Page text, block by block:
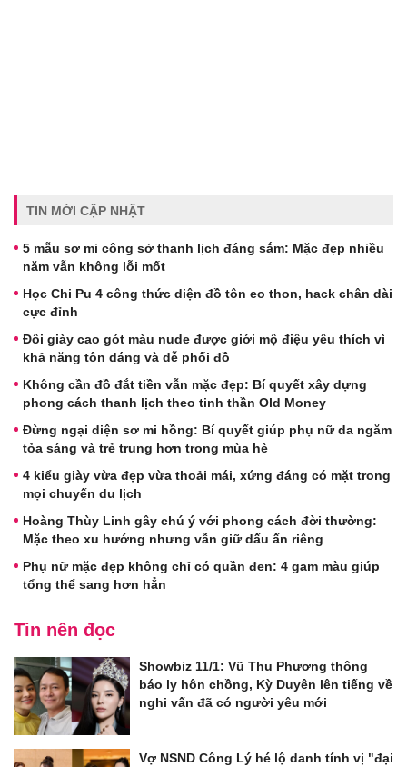
TIN MỚI CẬP NHẬT
5 mẫu sơ mi công sở thanh lịch đáng sắm: Mặc đẹp nhiều
năm vẫn không lỗi mốt
Học Chi Pu 4 công thức diện đồ tôn eo thon, hack chân dài
cực đỉnh
Đôi giày cao gót màu nude được giới mộ điệu yêu thích vì
khả năng tôn dáng và dễ phối đồ
Không cần đồ đắt tiền vẫn mặc đẹp: Bí quyết xây dựng
phong cách thanh lịch theo tinh thần Old Money
Đừng ngại diện sơ mi hồng: Bí quyết giúp phụ nữ da ngăm
tỏa sáng và trẻ trung hơn trong mùa hè
4 kiểu giày vừa đẹp vừa thoải mái, xứng đáng có mặt trong
mọi chuyến du lịch
Hoàng Thùy Linh gây chú ý với phong cách đời thường:
Mặc theo xu hướng nhưng vẫn giữ dấu ấn riêng
Phụ nữ mặc đẹp không chỉ có quần đen: 4 gam màu giúp
tổng thể sang hơn hẳn
Tin nên đọc
Showbiz 11/1: Vũ Thu Phương thông
báo ly hôn chồng, Kỳ Duyên lên tiếng về
nghi vấn đã có người yêu mới
Vợ NSND Công Lý hé lộ danh tính vị "đại